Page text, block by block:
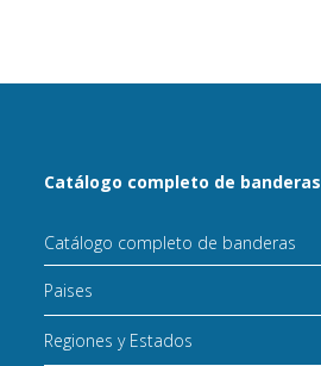
Catálogo completo de banderas
Catálogo completo de banderas
Paises
Regiones y Estados